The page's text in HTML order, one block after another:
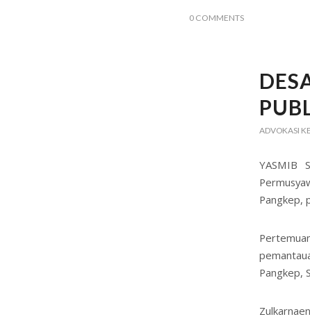
0 COMMENTS
ADVOKASI
YASMIB
Pangkep,
Pangkep,